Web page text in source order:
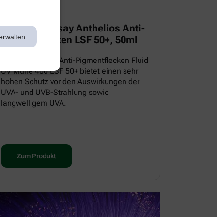
La Roche Posay Anthelios Anti-
Pigmentflecken LSF 50+, 50ml
Das ANTHELIOS Anti-Pigmentflecken Fluid
UV Mune 400 LSF 50+ bietet einen sehr
hohen Schutz vor den Auswirkungen der
UVA- und UVB-Strahlung sowie
langwelligem UVA.
Zum Produkt